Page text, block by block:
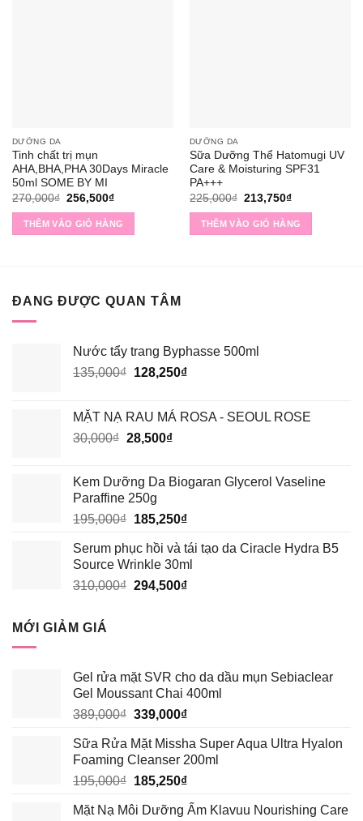
DƯỠNG DA
Tinh chất trị mụn
AHA,BHA,PHA 30Days Miracle
50ml SOME BY MI
270,000₫ Giá
là:
270,000₫.
256,500₫Giá
tại
là:
THÊM VÀO GIỎ HÀNG
DƯỠNG DA
Sữa Dưỡng Thể Hatomugi UV
Care & Moisturing SPF31
PA+++
225,000₫ Giá
là:
225,000₫.
213,750₫Giá
tại
là:
THÊM VÀO GIỎ HÀNG
ĐANG ĐƯỢC QUAN TÂM
Nước tẩy trang Byphasse 500ml
135,000₫ Giá
135,000₫.
128,250₫Giá
là:
MẶT NẠ RAU MÁ ROSA - SEOUL ROSE
30,000₫ Giá
30,000₫.
28,500₫Giá
là:
Kem Dưỡng Da Biogaran Glycerol Vaseline
Paraffine 250g
195,000₫ Giá
là:
195,000₫.
185,250₫Giá
tại
là:
185,250₫.
Serum phục hồi và tái tạo da Ciracle Hydra B5
Source Wrinkle 30ml
310,000₫ Giá
294,500₫Giá
MỚI GIẢM GIÁ
Gel rửa mặt SVR cho da dầu mụn Sebiaclear
Gel Moussant Chai 400ml
389,000₫ Giá
là:
389,000₫.
339,000₫Giá
tại
là:
339,000₫.
Sữa Rửa Mặt Missha Super Aqua Ultra Hyalon
Foaming Cleanser 200ml
195,000₫ Giá
là:
185,250₫Giá
tại
Mặt Nạ Môi Dưỡng Ẩm Klavuu Nourishing Care